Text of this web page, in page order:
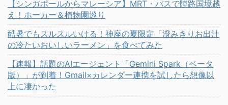
【シンガポールからマレーシア】MRT・バスで陸路国境越
え！ホーカー＆植物園巡り
酷暑でもスルスルいける！神座の夏限定「澄みきりお出汁
の冷たいおいしいラーメン」を食べてみた
【速報】話題のAIエージェント「Gemini Spark（ベータ
版）」が到着！Gmail×カレンダー連携を試したら想像以
上に凄かった